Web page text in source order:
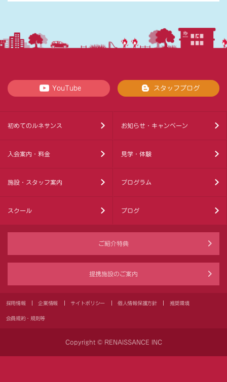
YouTube スタッフブログ
初めてのルネサンス お知らせ・キャンペーン
入会案内・料金 見学・体験
施設・スタッフ案内 プログラム
スクール ブログ
ご紹介特典
提携施設のご案内
採用情報 企業情報 サイトポリシー 個人情報保護方針 推奨環境
会員規約・規則等
Copyright © RENAISSANCE INC